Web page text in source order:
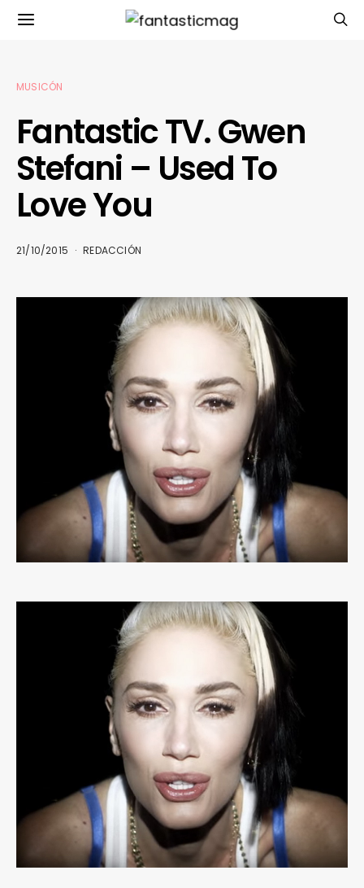
MUSICÓN
Fantastic TV. Gwen
Stefani – Used To
Love You
21/10/2015 REDACCIÓN